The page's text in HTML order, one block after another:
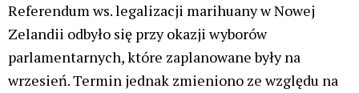
Referendum ws. legalizacji marihuany w Nowej
Zelandii odbyło się przy okazji wyborów
parlamentarnych, które zaplanowane były na
wrzesień. Termin jednak zmieniono ze względu na